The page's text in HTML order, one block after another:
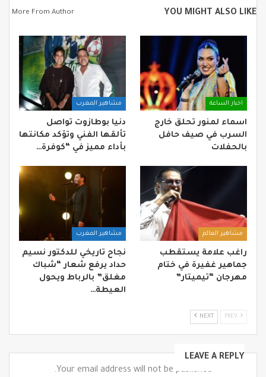
YOU MIGHT ALSO LIKE
More From Author
اخبار الساعة
اسماء لمنور تحلق خارج
السرب في صيف حافل
بالحفلات
مشاهير المغرب
دنيا بوطازوت تواصل
تألقها الفني وتؤكد مكانتها
بأداء مميز في “كوفرة…
مشاهير العالم
راغب علامة يستقطب
جماهير غفيرة في ختام
مهرجان “تيميتار”
مشاهير المغرب
نجاح تاريخي للدكتور نسيم
حداد يرفع شعار “شباك
مغلق” بالرباط ويحول
العيطة…
NEXT
LEAVE A REPLY
Your email address will not be published.